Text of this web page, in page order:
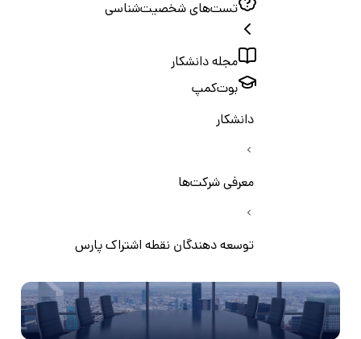
تست‌های شخصیت‌شناسی
مجله دانشکار
بوت‌کمپ
دانشکار
معرفی شرکت‌ها
توسعه دهندگان نقطه اشتراک پارس